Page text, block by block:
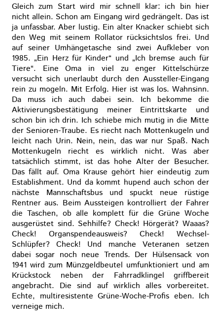
Gleich zum Start wird mir schnell klar: ich bin hier
nicht allein. Schon am Eingang wird gedrängelt. Das ist
ja unfassbar. Aber lustig. Ein alter Knacker schiebt sich
den Weg mit seinem Rollator rücksichtslos frei. Und
auf seiner Umhängetasche sind zwei Aufkleber von
1985. „Ein Herz für Kinder“ und „Ich bremse auch für
Tiere“. Eine Oma in viel zu enger Kittelschürze
versucht sich unerlaubt durch den Aussteller-Eingang
rein zu mogeln. Mit Erfolg. Hier ist was los. Wahnsinn.
Da muss ich auch dabei sein. Ich bekomme die
Aktivierungsbestätigung meiner Eintrittskarte und
schon bin ich drin. Ich schiebe mich mutig in die Mitte
der Senioren-Traube. Es riecht nach Mottenkugeln und
leicht nach Urin. Nein, nein, das war nur Spaß. Nach
Mottenkugeln riecht es wirklich nicht. Was aber
tatsächlich stimmt, ist das hohe Alter der Besucher.
Das fällt auf. Oma Krause gehört hier eindeutig zum
Establishment. Und da kommt hupend auch schon der
nächste Mannschaftsbus und spuckt neue rüstige
Rentner aus. Beim Aussteigen kontrolliert der Fahrer
die Taschen, ob alle komplett für die Grüne Woche
ausgerüstet sind. Sehhilfe? Check! Hörgerät? Waaas?
Check! Organspendeausweis? Check! Wechsel-
Schlüpfer? Check! Und manche Veteranen setzen
dabei sogar noch neue Trends. Der Hülsensack von
1941 wird zum Münzgeldbeutel umfunktioniert und am
Krückstock neben der Fahrradklingel griffbereit
angebracht. Die sind auf wirklich alles vorbereitet.
Echte, multiresistente Grüne-Woche-Profis eben. Ich
verneige mich.